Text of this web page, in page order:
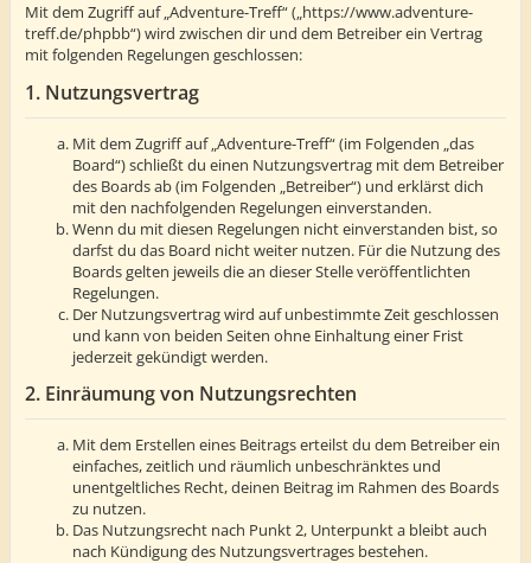
Mit dem Zugriff auf „Adventure-Treff“ („https://www.adventure-
treff.de/phpbb“) wird zwischen dir und dem Betreiber ein Vertrag
mit folgenden Regelungen geschlossen:
1. Nutzungsvertrag
Mit dem Zugriff auf „Adventure-Treff“ (im Folgenden „das
Board“) schließt du einen Nutzungsvertrag mit dem Betreiber
des Boards ab (im Folgenden „Betreiber“) und erklärst dich
mit den nachfolgenden Regelungen einverstanden.
Wenn du mit diesen Regelungen nicht einverstanden bist, so
darfst du das Board nicht weiter nutzen. Für die Nutzung des
Boards gelten jeweils die an dieser Stelle veröffentlichten
Regelungen.
Der Nutzungsvertrag wird auf unbestimmte Zeit geschlossen
und kann von beiden Seiten ohne Einhaltung einer Frist
jederzeit gekündigt werden.
2. Einräumung von Nutzungsrechten
Mit dem Erstellen eines Beitrags erteilst du dem Betreiber ein
einfaches, zeitlich und räumlich unbeschränktes und
unentgeltliches Recht, deinen Beitrag im Rahmen des Boards
zu nutzen.
Das Nutzungsrecht nach Punkt 2, Unterpunkt a bleibt auch
nach Kündigung des Nutzungsvertrages bestehen.